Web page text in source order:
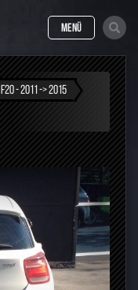
MENÜ
F20 - 2011 -> 2015